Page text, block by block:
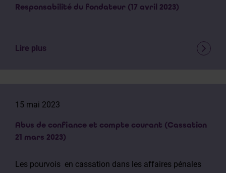
Responsabilité du fondateur (17 avril 2023)
Lire plus
15 mai 2023
Abus de confiance et compte courant (Cassation
21 mars 2023)
Les pourvois en cassation dans les affaires pénales